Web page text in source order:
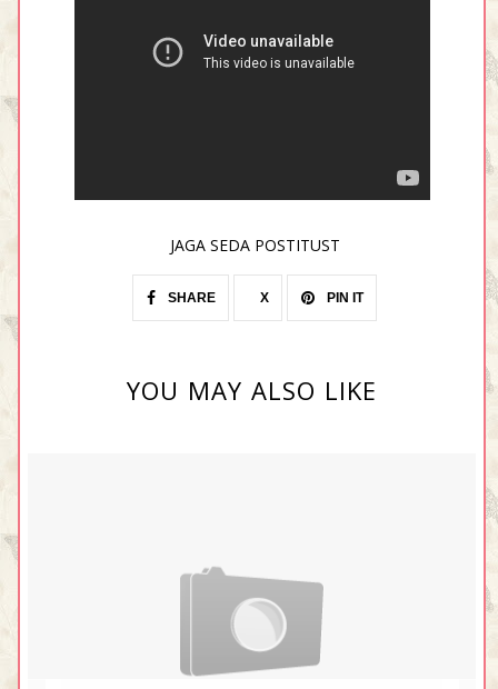
JAGA SEDA POSTITUST
SHARE X PIN IT
YOU MAY ALSO LIKE